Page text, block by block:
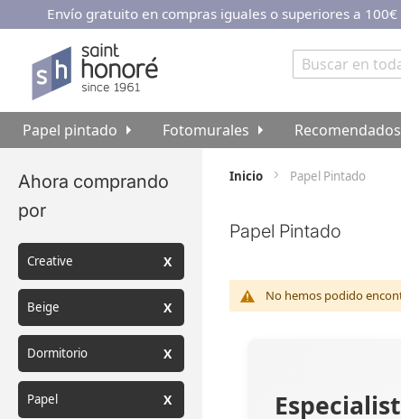
Ir
contenido
Envío gratuito en compras iguales o superiores a 100€
Papel pintado Fotomurales Recomendados
Inicio Papel Pintado
Papel Pintado
No hemos podido
Ahora comprando
por
Creative
Beige
Dormitorio
Papel